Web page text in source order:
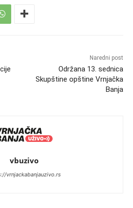
Naredni post
Održana 13. sednica
Skupštine opštine Vrnjačka
Banja
vbuzivo
vrnjackabanjauzivo.rs